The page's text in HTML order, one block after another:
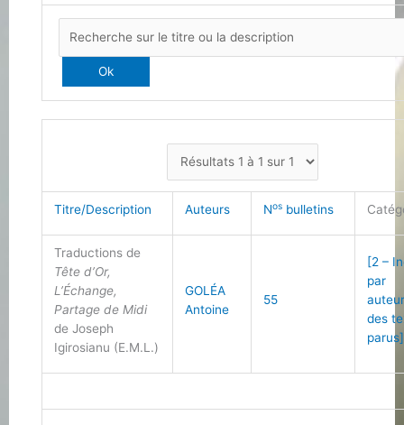
Titre/Description Auteurs Nos bulletins
Traductions de
Tête d’Or,
L’Échange,
Partage de Midi
de Joseph
Igirosianu (E.M.L.)
GOLÉA
Antoine
55
[2 –
par
des
parus]